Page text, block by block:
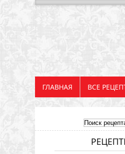
ГЛАВНАЯ ВСЕ